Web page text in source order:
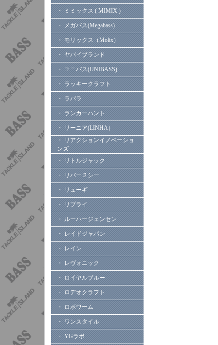
・ ミミックス ( MIMIX )
・ メガバス(Megabass)
・ モリックス（Molix）
・ ヤバイブランド
・ ユニバス(UNIBASS)
・ ラッキークラフト
・ ラパラ
・ ランカーハント
・ リーニア(LINHA）
・ リアクションイノベーショ
ンズ
・ リトルジャック
・ リバー２シー
・ リューギ
・ リプライ
・ ルーハージェンセン
・ レイドジャパン
・ レイン
・ レヴォニック
・ ロイヤルブルー
・ ロデオクラフト
・ ロボワーム
・ ワンスタイル
・ YGラボ